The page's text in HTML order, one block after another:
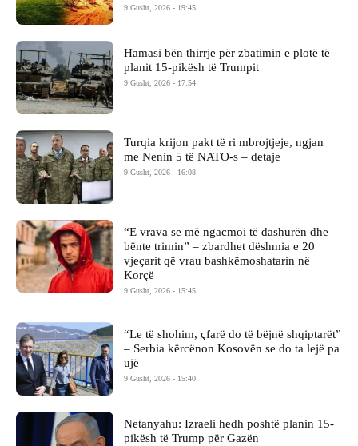
9 Gusht, 2026 - 19:45
Hamasi bën thirrje për zbatimin e plotë të
planit 15-pikësh të Trumpit
9 Gusht, 2026 - 17:54
Turqia krijon pakt të ri mbrojtjeje, ngjan
me Nenin 5 të NATO-s – detaje
9 Gusht, 2026 - 16:08
“E vrava se më ngacmoi të dashurën dhe
bënte trimin” – zbardhet dëshmia e 20
vjeçarit që vrau bashkëmoshatarin në
Korçë
9 Gusht, 2026 - 15:45
“Le të shohim, çfarë do të bëjnë shqiptarët”
– Serbia kërcënon Kosovën se do ta lejë pa
ujë
9 Gusht, 2026 - 15:40
Netanyahu: Izraeli hedh poshtë planin 15-
pikësh të Trump për Gazën